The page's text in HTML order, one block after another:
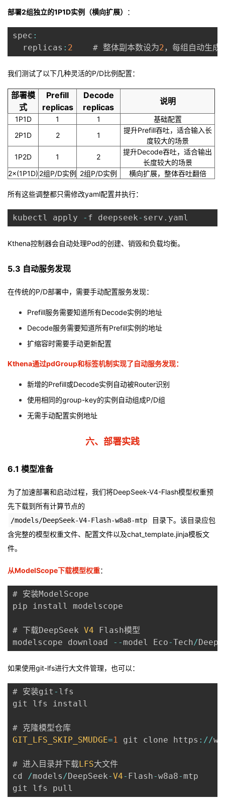
部署2组独立的1P1D实例（横向扩展） ：
spec :
  replicas
: 2
    # 整体副本数设为
2 ，每组自动生成
我们测试了以下几种灵活的P/D比例配置：
部署模
式
Prefill
replicas
Decode
replicas
说明
1P1D 1 1
基础配置
2P1D
2 1
提升Prefill吞吐，适合输入长
度较大的场景
1P2D
1 2
提升Decode吞吐，适合输出
长度较大的场景
2×(1P1D) 2组P/D实例 2组P/D实例 横向扩展，整体吞吐翻倍
所有这些调整都只需修改yaml配置并执行：
kubectl apply - f deepseek- serv .
Kthena控制器会自动处理Pod的创建、销毁和负载均衡。
5.3 自动服务发现
在传统的P/D部署中，需要手动配置服务发现：
Prefill服务需要知道所有Decode实例的地址
Decode服务需要知道所有Prefill实例的地址
扩缩容时需要手动更新配置
Kthena通过pdGroup和标签机制实现了自动服务发现：
新增的Prefill或Decode实例自动被Router识别
使用相同的group-key的实例自动组成P/D组
无需手动配置实例地址
六、部署实践
6.1 模型准备
为了加速部署和启动过程，我们将DeepSeek-V4-Flash模型权重预
先下载到所有计算节点的
/models/DeepSeek-V4-Flash-w8a8-mtp
目录下。该目录应包
含完整的模型权重文件、配置文件以及chat_template.jinja模板文
件。
从ModelScope下载模型权重：
# 安装ModelScope
pip install modelscope
# 下载DeepSeek V4 Flash模型
modelscope download
-- model Eco-Tech/
如果使用git-lfs进行大文件管理，也可以：
# 安装git - lfs
git lfs install
GIT_LFS_SKIP_SMUDGE=1 git clone https : //
# 进入目录并下载LFS大文件
cd /models/DeepSeek-V4- Flash-w8a8- mtp